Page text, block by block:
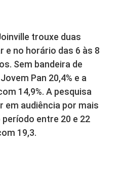
trouxe duas
e no horário das 6 às 8
Sem bandeira de
Pan 20,4% e a
14,9%. A pesquisa
em audiência por mais
entre 20 e 22
19,3.